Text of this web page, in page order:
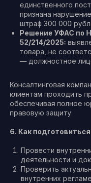
единственного
признана
штраф 300 000
Решение УФАС по
52/214/2025:
товара, не
— должностное
Консалтинговая
клиентам проходить
обеспечивая полное
правовую защиту.
6. Как
Провести
деятельности и
Проверить
внутренних